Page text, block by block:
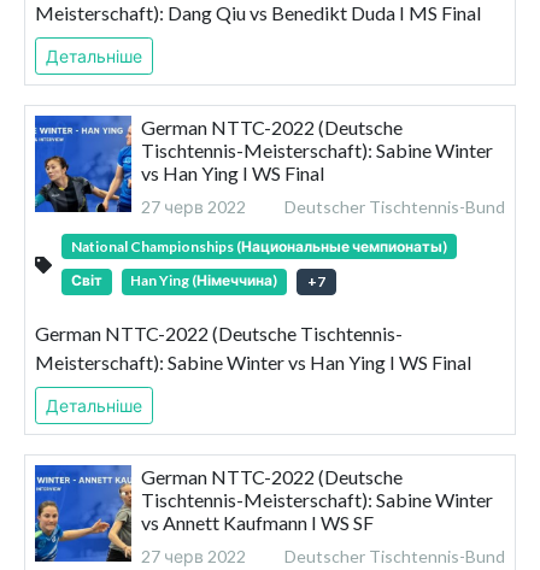
Meisterschaft): Dang Qiu vs Benedikt Duda I MS Final
Детальніше
German NTTC-2022 (Deutsche
Tischtennis-Meisterschaft): Sabine Winter
vs Han Ying I WS Final
27 черв 2022 Deutscher Tischtennis-Bund
National Championships (Национальные чемпионаты)
Світ
Han Ying (Німеччина) +7
German NTTC-2022 (Deutsche Tischtennis-
Meisterschaft): Sabine Winter vs Han Ying I WS Final
Детальніше
German NTTC-2022 (Deutsche
Tischtennis-Meisterschaft): Sabine Winter
vs Annett Kaufmann I WS SF
27 черв 2022 Deutscher Tischtennis-Bund